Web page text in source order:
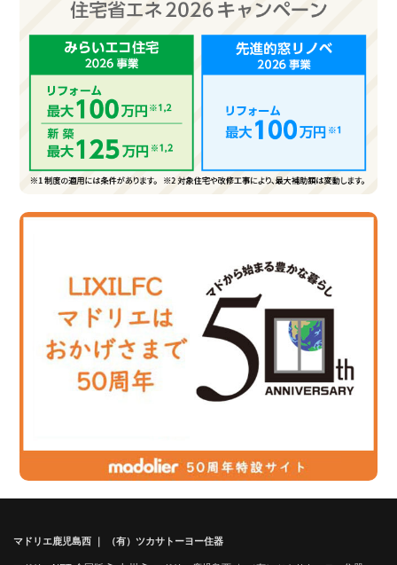
マドリエ鹿児島西 ｜ （有）ツカサトーヨー住器